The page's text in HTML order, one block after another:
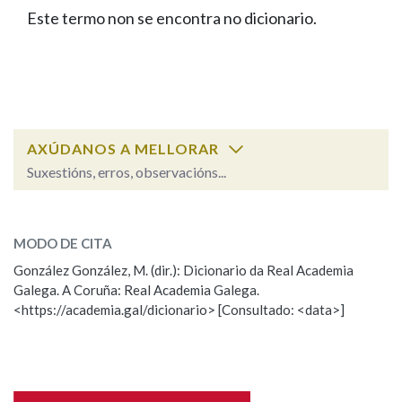
FIGURAS HOMENAXEADAS
PORTAL DAS PALABRAS
Facebook
TwitterYoutubeInstagram
Bluesky
BUSCAR NOS LEMAS
Remata por
BUSCAR NO CONTIDO
Nas definicións
Este termo non se encontra no dicionario.
AXÚDANOS A MELLORAR
Suxestións, erros, observacións...
Observación
Nome
MODO DE CITA
González González, M. (dir.): Dicionario da Real Academia
Galega. A Coruña: Real Academia Galega.
<https://academia.gal/dicionario> [Consultado: <data>]